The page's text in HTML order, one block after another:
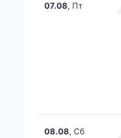
07.08, Пт
08.08, Сб